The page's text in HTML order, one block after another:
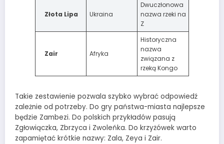
Złota Lipa Ukraina
Dwuczłonowa
nazwa rzeki na
Z
Zair Afryka
Historyczna
nazwa
związana z
rzeką Kongo
Takie zestawienie pozwala szybko wybrać odpowiedź
zależnie od potrzeby. Do gry państwa-miasta najlepsze
będzie Zambezi. Do polskich przykładów pasują
Zgłowiączka, Zbrzyca i Zwoleńka. Do krzyżówek warto
zapamiętać krótkie nazwy: Zala, Zeya i Zair.